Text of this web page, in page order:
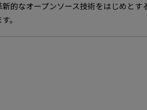
的なオープンソース技術をはじめとす
。